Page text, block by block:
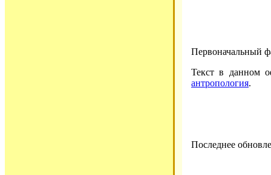
Первоначальный
Текст в данном
антропология.
Последнее